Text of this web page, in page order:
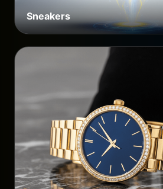
Sneakers